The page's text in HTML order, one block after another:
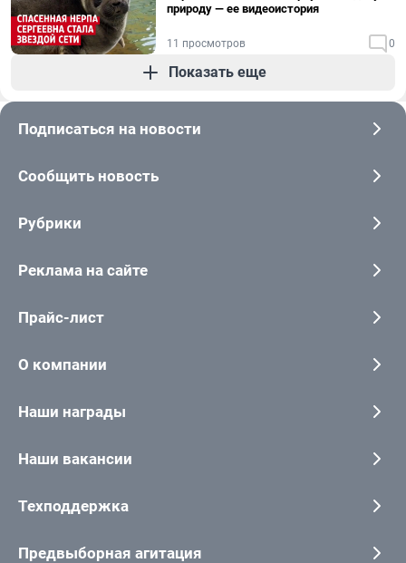
природу — ее видеоистория
11 просмотров 0
Показать еще
Подписаться на новости
Сообщить новость
Рубрики
Реклама на сайте
Прайс-лист
О компании
Наши награды
Наши вакансии
Техподдержка
Предвыборная агитация